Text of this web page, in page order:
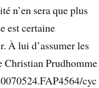
n’en sera que plus
est certaine
À lui d’assumer les
Christian Prudhomme
cyc